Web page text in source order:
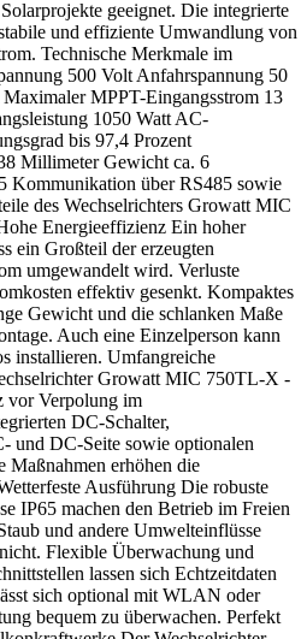
geeignet. Die integrierte
und effiziente Umwandlung von
Technische Merkmale im
500 Volt Anfahrspannung 50
MPPT-Eingangsstrom 13
1050 Watt AC-
bis 97,4 Prozent
Millimeter Gewicht ca. 6
Kommunikation über RS485 sowie
des Wechselrichters Growatt MIC
Energieeffizienz Ein hoher
ein Großteil der erzeugten
umgewandelt wird. Verluste
effektiv gesenkt. Kompaktes
Gewicht und die schlanken Maße
Auch eine Einzelperson kann
installieren. Umfangreiche
Growatt MIC 750TL-X -
vor Verpolung im
DC-Schalter,
und DC-Seite sowie optionalen
Maßnahmen erhöhen die
Ausführung Die robuste
IP65 machen den Betrieb im Freien
und andere Umwelteinflüsse
Flexible Überwachung und
lassen sich Echtzeitdaten
sich optional mit WLAN oder
bequem zu überwachen. Perfekt